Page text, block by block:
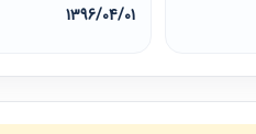
1396/04/01